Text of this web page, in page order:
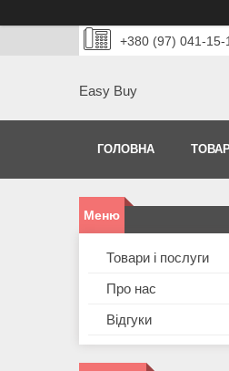
+380 (97) 041-15-
Easy Buy
ГОЛОВНА
Товари і послуги
Про нас
Відгуки